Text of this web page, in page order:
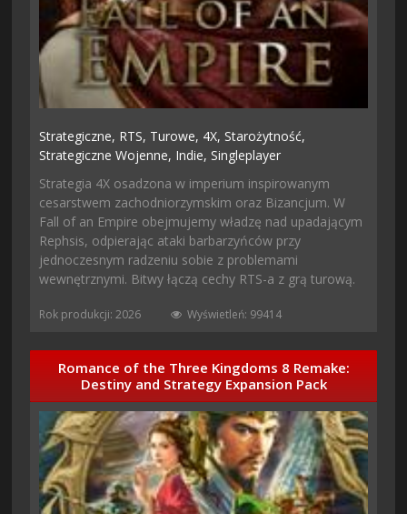
Strategiczne, RTS, Turowe, 4X,Starożytność,
Strategiczne Wojenne, Indie,Singleplayer
Strategia 4X osadzona w imperium inspirowanym
cesarstwem zachodniorzymskim oraz Bizancjum. W
Fall of an Empire obejmujemy władzę nad upadającym
Rephsis, odpierając ataki barbarzyńców przy
jednoczesnym radzeniu sobie z problemami
wewnętrznymi. Bitwy łączą cechy RTS-a z grą turową.
Rok produkcji: 2026 Wyświetleń: 99414
Romance of the Three Kingdoms 8 Remake:
Destiny and Strategy Expansion Pack